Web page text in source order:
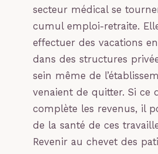
secteur médical se
cumul emploi-retraite.
effectuer des vacations
dans des structures
sein même de
venaient de quitter. Si ce
complète les revenus, il
de la santé de ces
Revenir au chevet des